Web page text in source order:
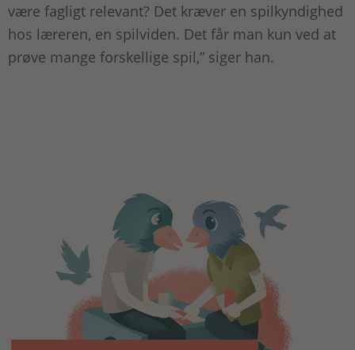
være fagligt relevant? Det kræver en spilkyndighed
hos læreren, en spilviden. Det får man kun ved at
prøve mange forskellige spil,” siger han.